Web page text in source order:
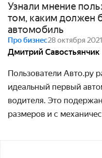
Узнали мнение
том, каким должен
автомобиль
Про бизнес28 октября 2021
Дмитрий Савостьянчик
Пользователи Авто.ру
идеальный первый
водителя. Это
размеров и с